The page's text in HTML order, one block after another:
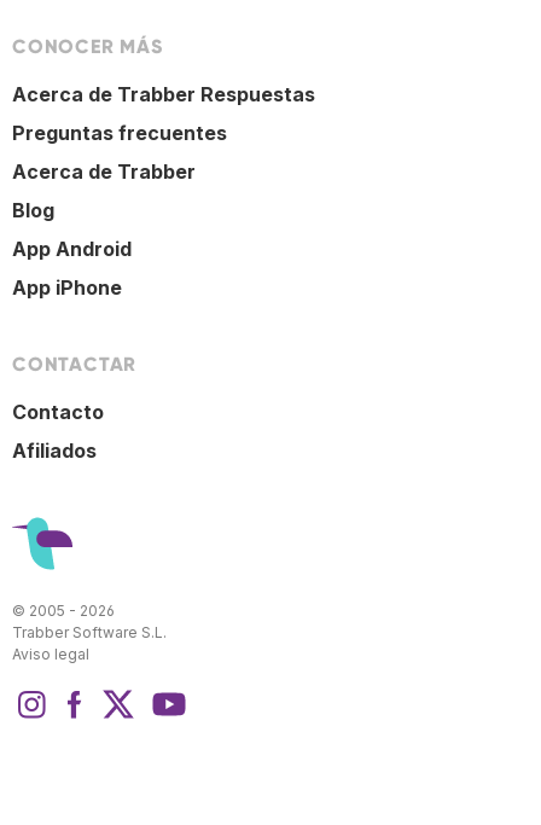
CONOCER MÁS
Acerca de Trabber Respuestas
Preguntas frecuentes
Acerca de Trabber
Blog
App Android
App iPhone
CONTACTAR
Contacto
Afiliados
© 2005 - 2026
Trabber Software S.L.
Aviso legal